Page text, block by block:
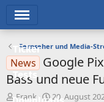
Ticker
Tests
Fernseher und Media-
News Google
Bass und neue
E
Frank
E
20. August